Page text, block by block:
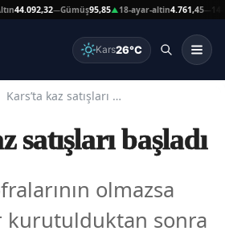
—Gümüş95,85▲18-ayar-altin4.761,45—14-
Kars26°C
Kars’ta kaz satışları başladı
satışları başladı
olmazsa
kurutulduktan sonra